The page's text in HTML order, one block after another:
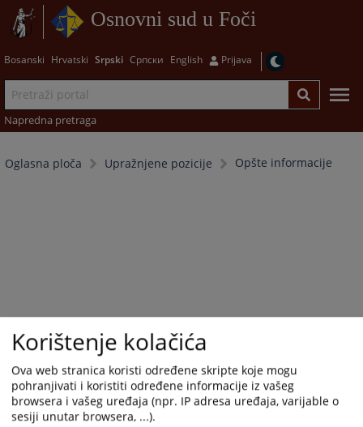
Osnovni sud u Foči
Bosanski Hrvatski Srpski Српски English Prijava
Napredna pretraga
Oglasna ploča Upražnjene pozicije Opšte informacije
Korištenje kolačića
Ova web stranica koristi određene skripte koje mogu
pohranjivati i koristiti određene informacije iz vašeg
browsera i vašeg uređaja (npr. IP adresa uređaja, varijable o
sesiji unutar browsera, ...).